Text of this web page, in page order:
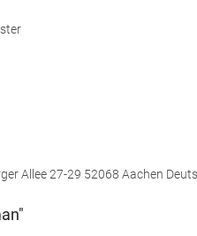
Allee 27-29 52068 Aachen